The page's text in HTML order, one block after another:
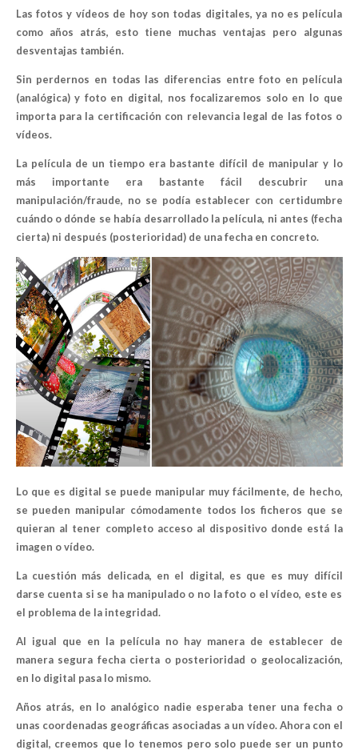
Las fotos y vídeos de hoy son todas digitales, ya no es película
como años atrás, esto tiene muchas ventajas pero algunas
desventajas también.
Sin perdernos en todas las diferencias entre foto en película
(analógica) y foto en digital, nos focalizaremos solo en lo que
importa para la certificación con relevancia legal de las fotos o
vídeos.
La película de un tiempo era bastante difícil de manipular y lo
más importante era bastante fácil descubrir una
manipulación/fraude, no se podía establecer con certidumbre
cuándo o dónde se había desarrollado la película, ni antes (fecha
cierta) ni después (posterioridad) de una fecha en concreto.
Lo que es digital se puede manipular muy fácilmente, de hecho,
se pueden manipular cómodamente todos los ficheros que se
quieran al tener completo acceso al dispositivo donde está la
imagen o vídeo.
La cuestión más delicada, en el digital, es que es muy difícil
darse cuenta si se ha manipulado o no la foto o el vídeo, este es
el problema de la integridad.
Al igual que en la película no hay manera de establecer de
manera segura fecha cierta o posterioridad o geolocalización,
en lo digital pasa lo mismo.
Años atrás, en lo analógico nadie esperaba tener una fecha o
unas coordenadas geográficas asociadas a un vídeo. Ahora con el
digital, creemos que lo tenemos pero solo puede ser un punto